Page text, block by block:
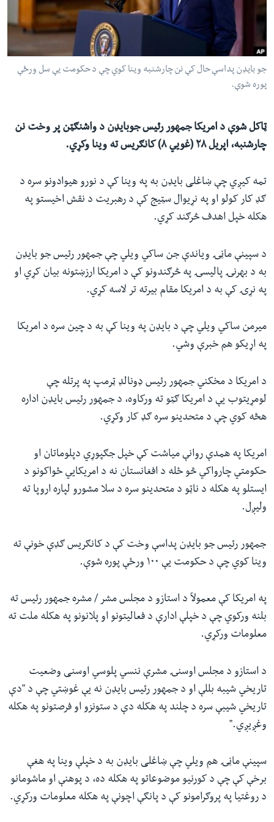
شئ
ځای
ته
لاړ
له مونږ سره په تماس کې پاتې شئ
ژبې
جو بایډن پداسې حال کې نن چارشنبه وینا کوي چې د حکومت یې سل ورځې
پوره شوې.
ټاکل شوې د امریکا جمهور رئیس جوبایډن د واشنګټن پر وخت نن
چارشنبه، اپریل ۲۸ (غویي ۸) کانګریس ته وینا وکړي.
تمه کیږي چې ښاغلی بایډن به په وینا کې د نورو هیوادونو سره د
ګډ کار کولو او په نړیوال سټیج کې د رهبریت د نقش اخیستو په
هکله خپل اهدف څرګند کړي.
د سپینې ماڼۍ ویاندې جن ساکي ویلي چې جمهور رئیس جو بایډن
به د بهرنۍ پالیسۍ په څرګندونو کې د امریکا ارزښتونه بیان کړي او
په نړۍ کې به د امریکا مقام بیرته تر لاسه کړي.
میرمن ساکي ویلي چې د بایډن په وینا کې به د چین سره د امریکا
په اړیکو هم خبرې وشي.
د امریکا د مخکني جمهور رئیس ډونالډ ټرمپ په پرتله چې
لومړیتوب یې د امریکا ګټو ته ورکاوه، د جمهور رئیس بایډن اداره
هڅه کوي چې د متحدینو سره ګډ کار وکړي.
امریکا په همدې روانې میاشت کې خپل جګپوړي دپلوماتان او
حکومتي چارواکي څو ځله د افغانستان نه د امریکایي ځواکونو د
ایستلو په هکله د ناټو د متحدینو سره د سلا مشورو لپاره اروپا ته
ولیږل.
جمهور رئیس جو بایډن پداسې وخت کې د کانګریس ګډې خونې ته
وینا کوي چې د حکومت یې ۱۰۰ ورځې پوره شوې.
په امریکا کې معمولاً د استازو د مجلس مشر / مشره جمهور رئیس ته
بلنه ورکوي چې د خپلې ادارې د فعالیتونو او پلانونو په هکله ملت ته
معلومات ورکړي.
د استازو د مجلس اوسنۍ مشرې ننسي پلوسي اوسنی وضعیت
تاریخي شیبه بللې او د جمهور رئیس بایډن نه یې غوښتي چې د "دې
تاریخي شیبې سره د چلند په هکله دې د ستونزو او فرصتونو په هکله
وغږیږي."
سپینې ماڼۍ هم ویلي چې ښاغلی بایډن به د خپلې وینا په هغې
برخې کې چې د کورنیو موضوعاتو په هکله ده، د پوهنې او ماشومانو
د روغتیا په پروګرامونو کې د پانګې اچونې په هکله معلومات ورکړي.